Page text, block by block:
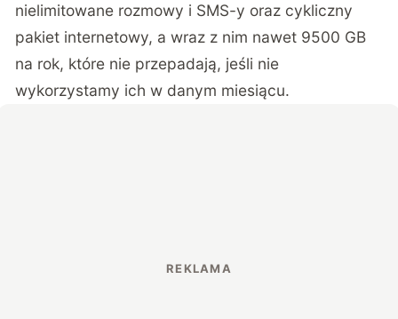
nielimitowane rozmowy i SMS-y oraz cykliczny
pakiet internetowy, a wraz z nim nawet 9500 GB
na rok, które nie przepadają, jeśli nie
wykorzystamy ich w danym miesiącu.